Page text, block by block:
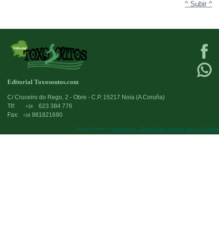
^ Subir ^
Editorial Toxosoutos.com
C/ Cruceiro do Rego, 2 - Obre - C.P. 15217 Noia (A Coruña)
Tlf:
+34
623 384 776
Fax:
+34 981821690
Deseño web:-> kantaronet - Deseño de páxinas web en Galicia